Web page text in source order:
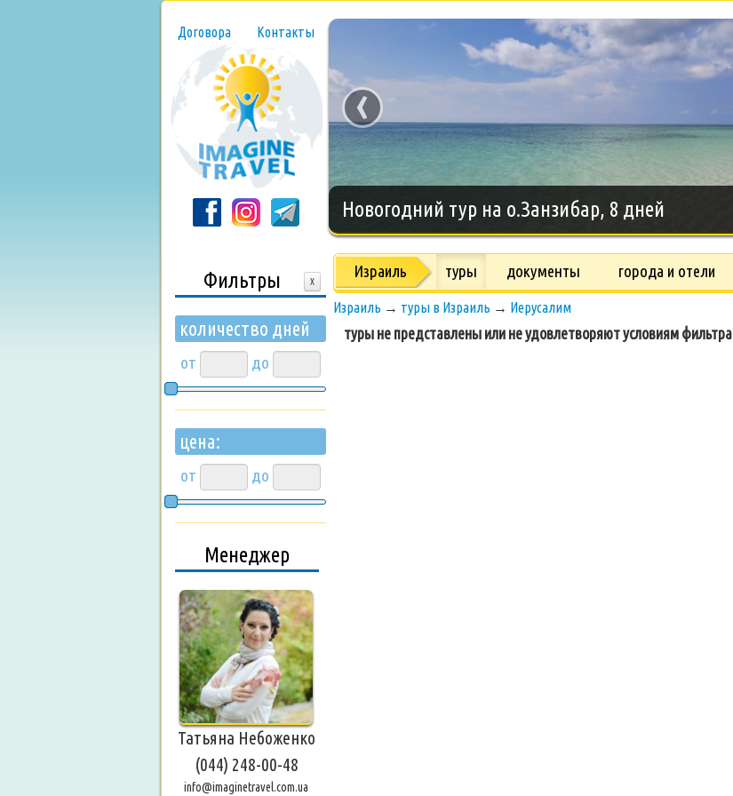
Договора Контакты
Новогодний тур на о.Занзибар, 8 дней
‹
Фильтры X
количество дней
от до
цена:
от до
Менеджер
Татьяна Небоженко
(044) 248-00-48
info@imaginetravel.com.ua
Израиль туры документы города и отели
Израиль → туры в Израиль → Иерусалим
туры не представлены или не удовлетворяют условиям фильтра